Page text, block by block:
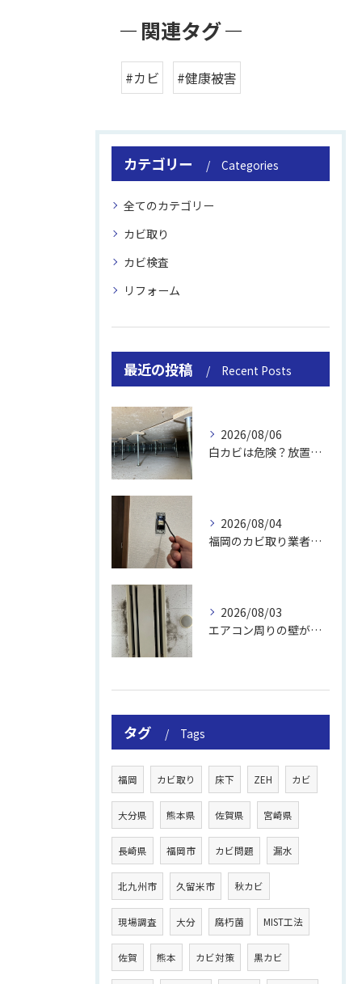
関連タグ
#カビ #健康被害
カテゴリー Categories
全てのカテゴリー
カビ取り
カビ検査
リフォーム
最近の投稿 Recent Posts
2026/08/06
白カビは危険？放置のリスクと取り方
2026/08/04
福岡のカビ取り業者おすすめの選び方と費用
2026/08/03
エアコン周りの壁が結露しやすい理由
タグ Tags
福岡 カビ取り 床下 ZEH カビ
大分県 熊本県 佐賀県 宮崎県
長崎県 福岡市 カビ問題 漏水
北九州市 久留米市 秋カビ
現場調査 大分 腐朽菌 MIST工法
佐賀 熊本 カビ対策 黒カビ